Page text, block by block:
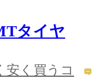
タイヤ
安く買うコ